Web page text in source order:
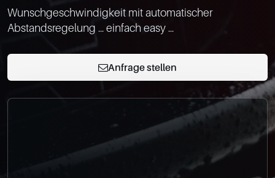
Kontakt
info@bimmer-manufaktur.de
Wunschgeschwindigkeit mit automatischer
Abstandsregelung ... einfach easy ...
Anfrage stellen